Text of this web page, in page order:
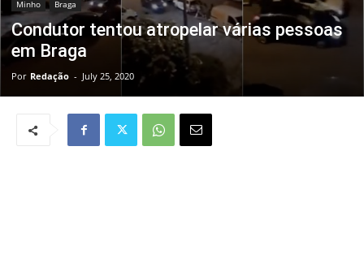
Minho Braga
Condutor tentou atropelar várias pessoas
em Braga
Por Redação - July 25, 2020